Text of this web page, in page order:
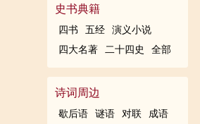
史书典籍
四书 五经
演义小说
四大名著
二十四史 全部
诗词周边
歇后语 谜语 对联
成语